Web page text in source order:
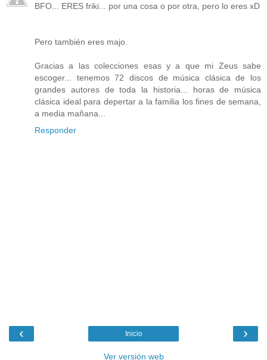
BFO... ERES friki... por una cosa o por otra, pero lo eres xD
Pero también eres majo.
Gracias a las colecciones esas y a que mi Zeus sabe
escoger... tenemos 72 discos de música clásica de los
grandes autores de toda la historia... horas de música
clásica ideal para depertar a la familia los fines de semana,
a media mañana...
Responder
‹ ›
Inicio
Ver versión web